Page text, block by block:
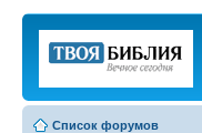
Список форумов